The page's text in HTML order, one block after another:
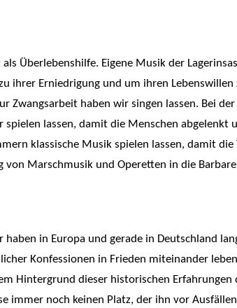
Überlebenshilfe. Eigene Musik der
ihrer Erniedrigung und um ihren Lebenswillen
Zwangsarbeit haben wir singen lassen. Bei
lassen, damit die Menschen abgelenkt
klassische Musik spielen lassen, damit
Marschmusik und Operetten in die
in Europa und gerade in Deutschland
Konfessionen in Frieden miteinander
Hintergrund dieser historischen Erfahrungen
immer noch keinen Platz, der ihn vor